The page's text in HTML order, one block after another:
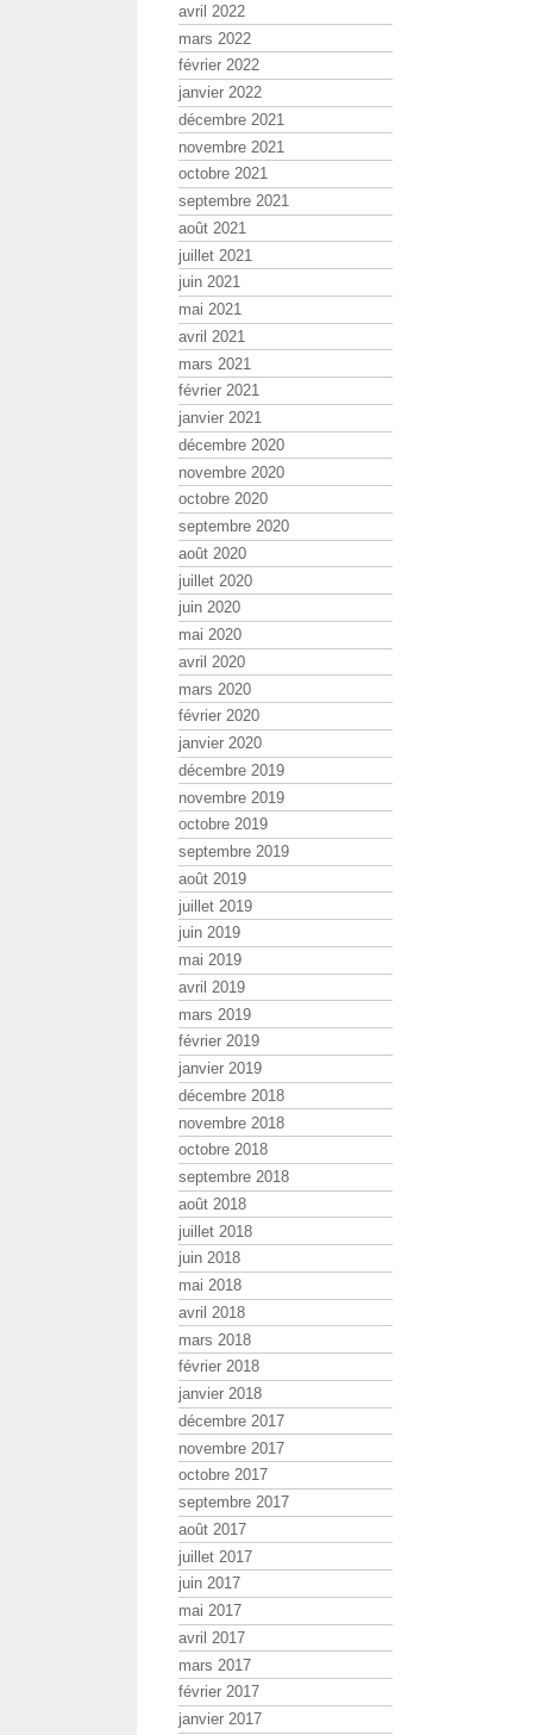
avril 2022
mars 2022
février 2022
janvier 2022
décembre 2021
novembre 2021
octobre 2021
septembre 2021
août 2021
juillet 2021
juin 2021
mai 2021
avril 2021
mars 2021
février 2021
janvier 2021
décembre 2020
novembre 2020
octobre 2020
septembre 2020
août 2020
juillet 2020
juin 2020
mai 2020
avril 2020
mars 2020
février 2020
janvier 2020
décembre 2019
novembre 2019
octobre 2019
septembre 2019
août 2019
juillet 2019
juin 2019
mai 2019
avril 2019
mars 2019
février 2019
janvier 2019
décembre 2018
novembre 2018
octobre 2018
septembre 2018
août 2018
juillet 2018
juin 2018
mai 2018
avril 2018
mars 2018
février 2018
janvier 2018
décembre 2017
novembre 2017
octobre 2017
septembre 2017
août 2017
juillet 2017
juin 2017
mai 2017
avril 2017
mars 2017
février 2017
janvier 2017